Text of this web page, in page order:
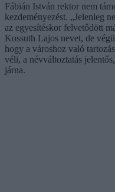
Fábián István rektor nem
kezdeményezést. „Jelenleg
az egyesítéskor felvetődött
Kossuth Lajos nevet, de
hogy a városhoz való
véli, a névváltoztatás
járna.